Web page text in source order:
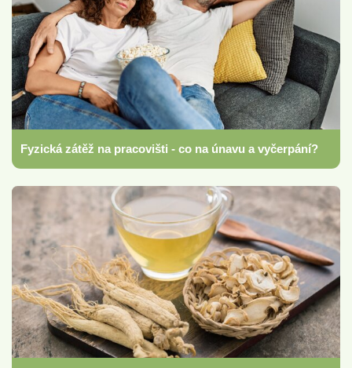
Fyzická zátěž na pracovišti - co na únavu a vyčerpání?